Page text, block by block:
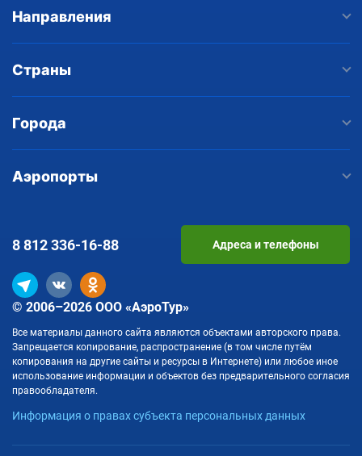
Направления
Страны
Города
Аэропорты
© 2006–2026 ООО «АэроТур»
Все материалы данного сайта являются объектами авторского права.
Запрещается копирование, распространение (в том числе путём
копирования на другие сайты и ресурсы в Интернете) или любое иное
использование информации и объектов без предварительного согласия
правообладателя.
Информация о правах субъекта персональных данных
8 812336-16-88 Адреса и телефоны